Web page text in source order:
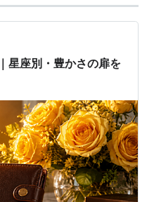
星座別・豊かさの扉を